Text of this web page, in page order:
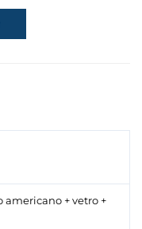
americano + vetro +